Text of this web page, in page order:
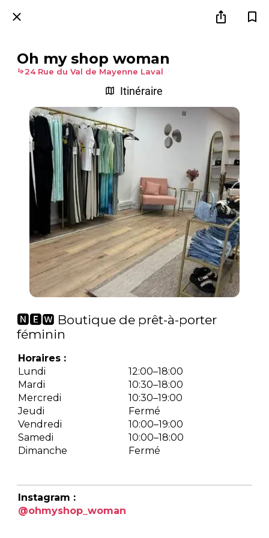
Oh my shop woman
24 Rue du Val de Mayenne Laval
Itinéraire
🅽🅴🆆 Boutique de prêt-à-porter
féminin
Horaires :
Lundi
12:00–18:00
Mardi
10:30–18:00
Mercredi
10:30–19:00
Jeudi
Fermé
Vendredi
10:00–19:00
Samedi
10:00–18:00
Dimanche
Fermé
Instagram :
@ohmyshop_woman